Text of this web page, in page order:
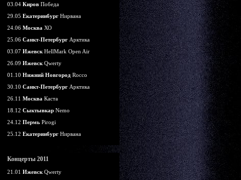
03.04 Киров Победа
29.05 Екатеринбург Нирвана
24.06 Москва ХО
25.06 Санкт-Петербург Арктика
03.07 Ижевск HellMark Open Air
26.09 Ижевск Qwerty
01.10 Нижний Новгород Rocco
30.10 Санкт-Петербург Арктика
26.11 Москва Каста
18.12 Сыктывкар Nemo
24.12 Пермь Pirogi
25.12 Екатеринбург Нирвана
Концерты 2011
21.01 Ижевск Qwerty